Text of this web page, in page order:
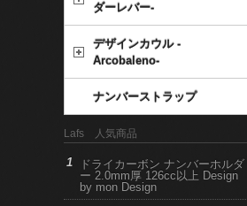
ダーレバー-
デザインカウル -
Arcobaleno-
ナンバーストラップ
Lafs 人気商品
ドライカーボン ナンバーホルダ
ー 2.0mm厚 126cc以上 Design
by mon Design